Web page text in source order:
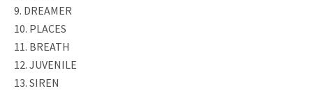
9. DREAMER
10. PLACES
11. BREATH
12. JUVENILE
13. SIREN